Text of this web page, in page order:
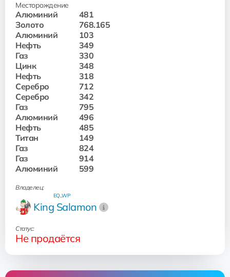
Месторождение
Алюминий
481
Золото
768.165
Алюминий
103
Нефть
349
Газ
330
Цинк
348
Нефть
318
Серебро
712
Серебро
342
Газ
795
Алюминий
496
Нефть
485
Титан
149
Газ
824
Газ
914
Алюминий
599
Владелец:
King Salamon
EQ...WP
Статус:
Не продаётся